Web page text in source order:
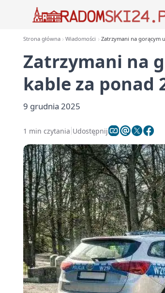
Strona główna Wiadomości Zatrzymani na gorącym
Zatrzymani na
kable za ponad
9 grudnia 2025
1 min czytania Udostępnij